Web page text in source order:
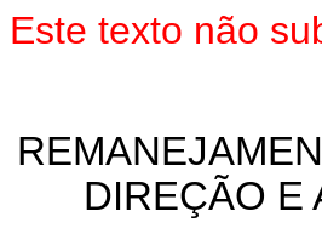
Este texto não
DIREÇÃO E